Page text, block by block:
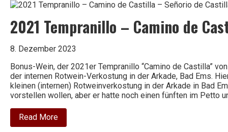
Com
Clos
Mogador
2021 Tempranillo – Camino de
8. Dezember 2023
Bonus-Wein, der 2021er Tempranillo “Camino de Castilla”
der internen Rotwein-Verkostung in der Arkade, Bad Ems.
kleinen (internen) Rotweinverkostung in der Arkade in Bad
vorstellen wollen, aber er hatte noch einen fünften im Petto
Read Moreabout
2021